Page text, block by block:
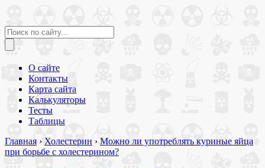
О сайте
Контакты
Карта сайта
Калькуляторы
Тесты
Таблицы
Главная › Холестерин › Можно ли употреблять куриные яйца
при борьбе с холестерином?